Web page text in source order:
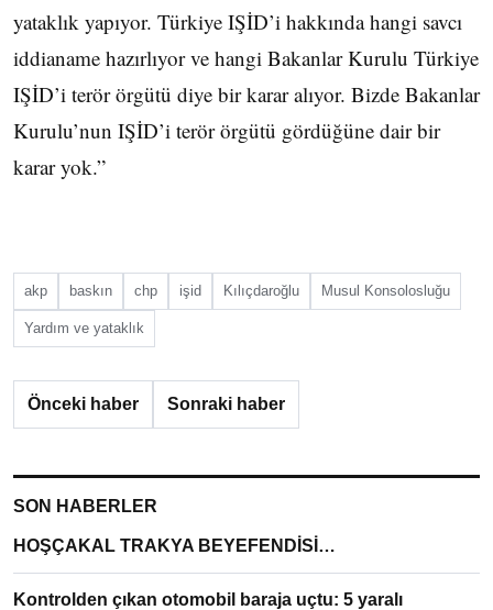
yataklık yapıyor. Türkiye IŞİD’i hakkında hangi savcı
iddianame hazırlıyor ve hangi Bakanlar Kurulu Türkiye
IŞİD’i terör örgütü diye bir karar alıyor. Bizde Bakanlar
Kurulu’nun IŞİD’i terör örgütü gördüğüne dair bir
karar yok.”
akp baskın chp işid Kılıçdaroğlu Musul Konsolosluğu
Yardım ve yataklık
Önceki haber Sonraki haber
SON HABERLER
HOŞÇAKAL TRAKYA BEYEFENDİSİ…
Kontrolden çıkan otomobil baraja uçtu: 5 yaralı